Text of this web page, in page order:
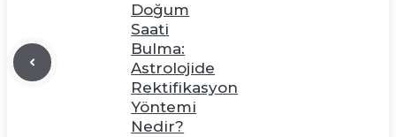
Doğum
Saati
Bulma:
Astrolojide
Rektifikasyon
Yöntemi
Nedir?